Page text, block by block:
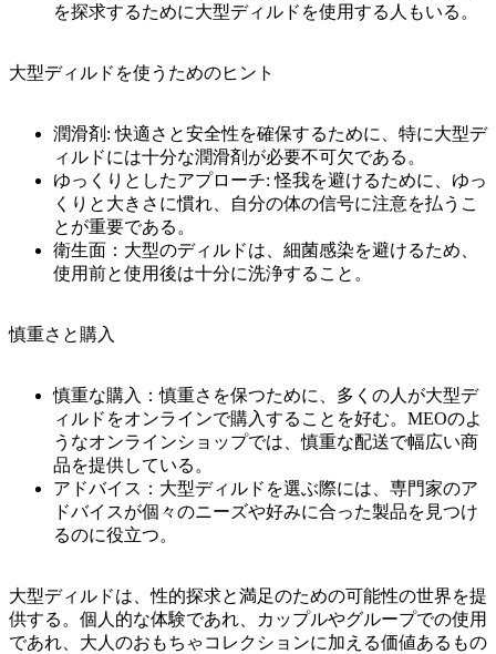
を探求するために大型ディルドを使用する人もいる。
大型ディルドを使うためのヒント
潤滑剤: 快適さと安全性を確保するために、特に大型デ
ィルドには十分な潤滑剤が必要不可欠である。
ゆっくりとしたアプローチ: 怪我を避けるために、ゆっ
くりと大きさに慣れ、自分の体の信号に注意を払うこ
とが重要である。
衛生面：大型のディルドは、細菌感染を避けるため、
使用前と使用後は十分に洗浄すること。
慎重さと購入
慎重な購入：慎重さを保つために、多くの人が大型デ
ィルドをオンラインで購入することを好む。MEOのよ
うなオンラインショップでは、慎重な配送で幅広い商
品を提供している。
アドバイス：大型ディルドを選ぶ際には、専門家のア
ドバイスが個々のニーズや好みに合った製品を見つけ
るのに役立つ。
大型ディルドは、性的探求と満足のための可能性の世界を提
供する。個人的な体験であれ、カップルやグループでの使用
であれ、大人のおもちゃコレクションに加える価値あるもの